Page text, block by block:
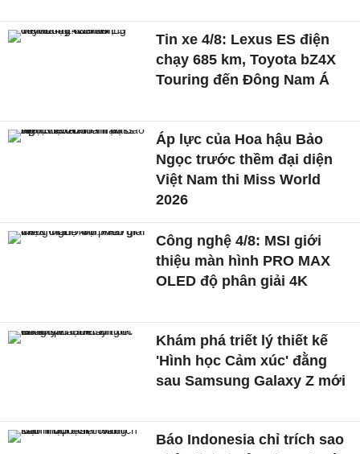
Tin xe 4/8: Lexus ES điện
chạy 685 km, Toyota bZ4X
Touring đến Đông Nam Á
Áp lực của Hoa hậu Bảo
Ngọc trước thềm đại diện
Việt Nam thi Miss World
2026
Công nghệ 4/8: MSI giới
thiệu màn hình PRO MAX
OLED độ phân giải 4K
Khám phá triết lý thiết kế
'Hình học Cảm xúc' đằng
sau Samsung Galaxy Z mới
Báo Indonesia chỉ trích sao